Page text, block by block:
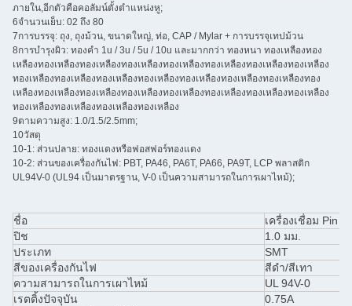
ภายใน,อีกตัวคือคอลัมน์ตั้งตําแหน่งหู;
6จํานวนเย็บ: 02 ถึง 80
7การบรรจุ: ถุง, ถุงม้วน, ขนาดใหญ่, ท่อ, CAP / Mylar + การบรรจุเทปม้วน
8การบํารุงผิว: ทองคํา 1u / 3u / 5u / 10u และมากกว่า ทองหนา ทองเหลืองทอง
เหลืองทองเหลืองทองเหลืองทองเหลืองทองเหลืองทองเหลืองทองเหลืองทองเหลือง
ทองเหลืองทองเหลืองทองเหลืองทองเหลืองทองเหลืองทองเหลืองทองเหลืองทอง
เหลืองทองเหลืองทองเหลืองทองเหลืองทองเหลืองทองเหลืองทองเหลืองทองเหลือง
ทองเหลืองทองเหลืองทองเหลืองทองเหลือง
9ตามความสูง: 1.0/1.5/2.5mm;
10วัสดุ
10-1: ส่วนปลาย: ทองแดงหรือฟอสฟอร์ทองแดง
10-2: ส่วนของเครื่องกันไฟ: PBT, PA46, PA6T, PA66, PA9T, LCP พลาสติก
UL94V-0 (UL94 เป็นมาตรฐาน, V-0 เป็นความสามารถในการเผาไหม้);
ชื่อ
เครื่องเชื่อม Pin
ปิช
1.0 มม.
ประเภท
SMT
สีของเครื่องกันไฟ
สีดํา/สีเทา
ความสามารถในการเผาไหม้
UL 94V-0
เรตติ้งปัจจุบัน
0.75A